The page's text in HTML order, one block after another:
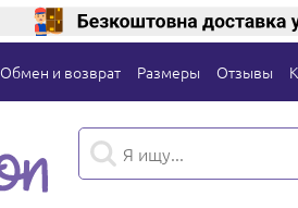
Обмен и возврат Размеры Отзывы